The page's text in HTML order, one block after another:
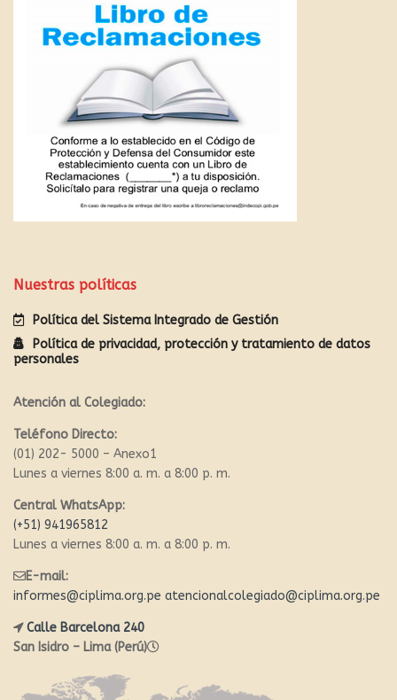
Nuestras políticas
Política del Sistema Integrado de Gestión
Política de privacidad, protección y tratamiento de datos
personales
Atención al Colegiado:
Teléfono Directo:
(01) 202- 5000 – Anexo1
Lunes a viernes 8:00 a. m. a 8:00 p. m.
Central WhatsApp:
(+51) 941965812
Lunes a viernes 8:00 a. m. a 8:00 p. m.
E-mail:
informes@ciplima.org.pe atencionalcolegiado@ciplima.org.pe
Calle Barcelona 240
San Isidro – Lima (Perú)